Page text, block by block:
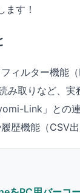
ます！
ィルター機能
み取りなど、実
Link」との
歴機能（CSV